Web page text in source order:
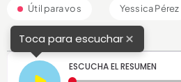
Útil para vos Yessica Pérez
Toca para escuchar×
ESCUCHA EL RESUMEN